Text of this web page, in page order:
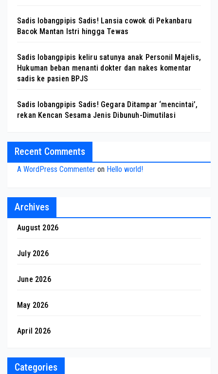
Sadis lobangpipis Sadis! Lansia cowok di Pekanbaru
Bacok Mantan Istri hingga Tewas
Sadis lobangpipis keliru satunya anak Personil Majelis,
Hukuman beban menanti dokter dan nakes komentar
sadis ke pasien BPJS
Sadis lobangpipis Sadis! Gegara Ditampar ‘mencintai’,
rekan Kencan Sesama Jenis Dibunuh-Dimutilasi
Recent Comments
A WordPress Commenter on Hello world!
Archives
August 2026
July 2026
June 2026
May 2026
April 2026
Categories